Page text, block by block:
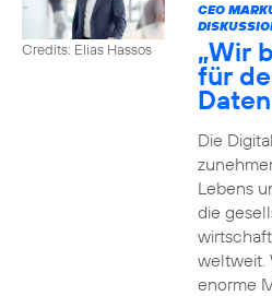
Credits: Elias Hassos
CEO
„Wir
für
Die
Lebens
die
weltweit.
enorme